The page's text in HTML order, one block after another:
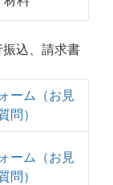
込、請求書
ーム（お見
問）
ーム（お見
問）